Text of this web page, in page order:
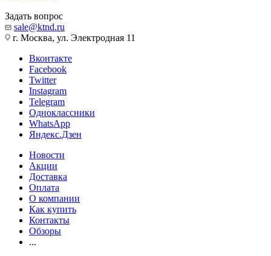
Задать вопрос
sale@ktnd.ru
г. Москва, ул. Электродная 11
Вконтакте
Facebook
Twitter
Instagram
Telegram
Одноклассники
WhatsApp
Яндекс.Дзен
Новости
Акции
Доставка
Оплата
О компании
Как купить
Контакты
Обзоры
...